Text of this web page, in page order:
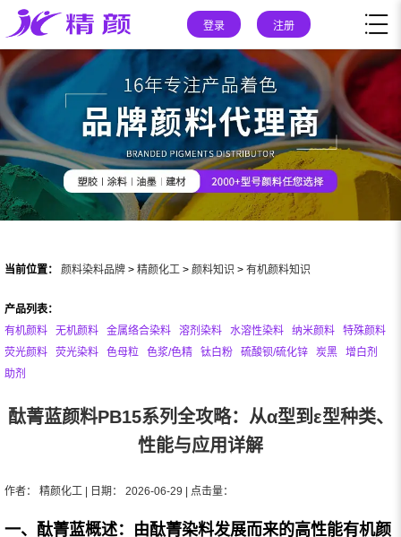
登录 注册
当前位置： 颜料染料品牌 > 精颜化工 > 颜料知识 > 有机颜料知识
产品列表：
有机颜料
无机颜料 金属络合染料 溶剂染料 水溶性染料 纳米颜料
特殊颜料
荧光颜料
荧光染料 色母粒 色浆/色精 钛白粉 硫酸钡/硫化锌 炭黑
增白剂
助剂
酞菁蓝颜料PB15系列全攻略：从α型到ε型种类、
性能与应用详解
作者： 精颜化工 | 日期： 2026-06-29 | 点击量：
一、酞菁蓝概述：由酞菁染料发展而来的高性能有机颜